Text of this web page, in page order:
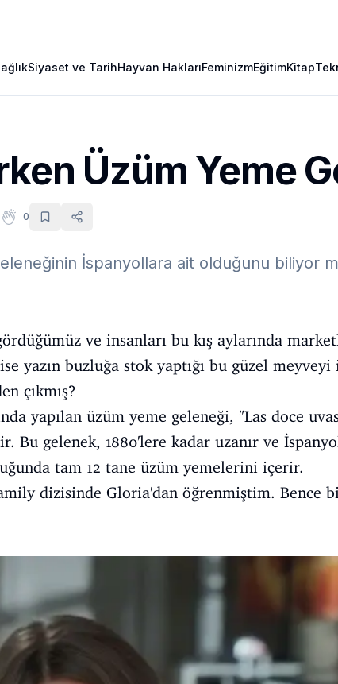
Siyaset ve TarihHayvan HaklarıFeminizmEğitimKitap
Üzüm Yeme
0
İspanyollara ait olduğunu biliyor
ve insanları bu kış aylarında
yazın buzluğa stok yaptığı bu güzel
çıkmış?
yapılan üzüm yeme geleneği, "Las doce
Bu gelenek, 1880'lere kadar uzanır ve
tam 12 tane üzüm yemelerini içerir.
dizisinde Gloria'dan öğrenmiştim. Bence